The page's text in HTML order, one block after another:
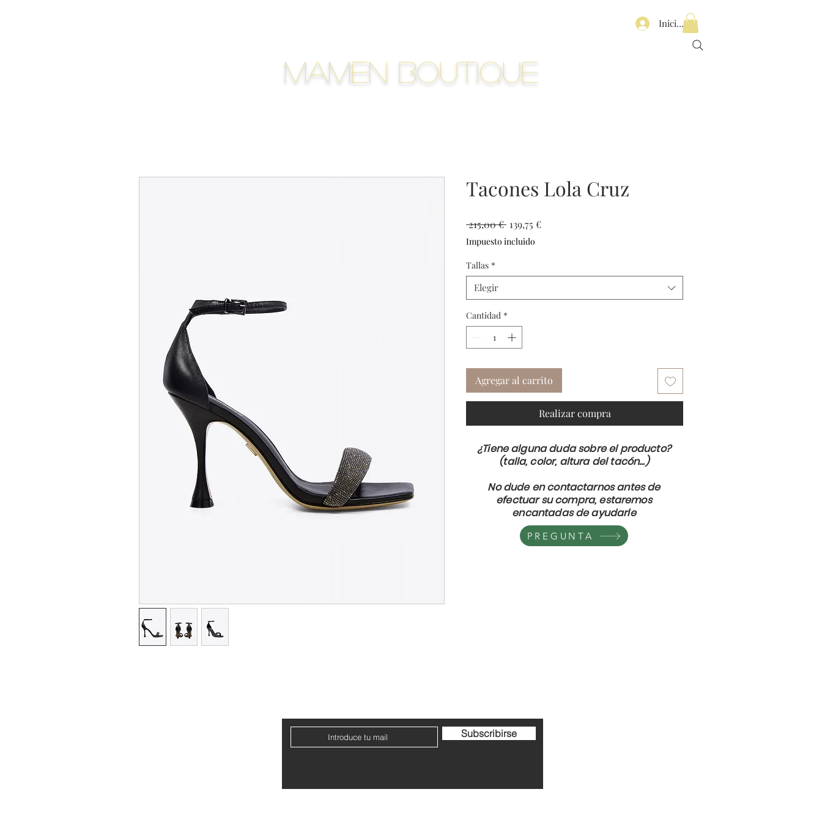
Mamen Boutique
Iniciar sesión
Tacones Lola Cruz
215,00 € Precio
139,75 €Precio
Impuesto incluido
Tallas *
Elegir
Cantidad *
Agregar al carrito
Realizar compra
¿Tiene alguna duda sobre el producto?
(talla, color, altura del tacón...)
No dude en contactarnos antes de
efectuar su compra, estaremos
encantadas de ayudarle
PREGUNTA
Subscribirse